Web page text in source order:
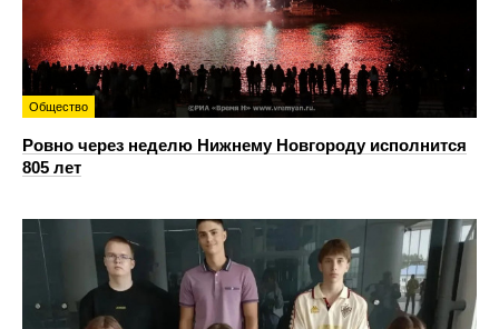
Общество
Ровно через неделю Нижнему Новгороду исполнится
805 лет